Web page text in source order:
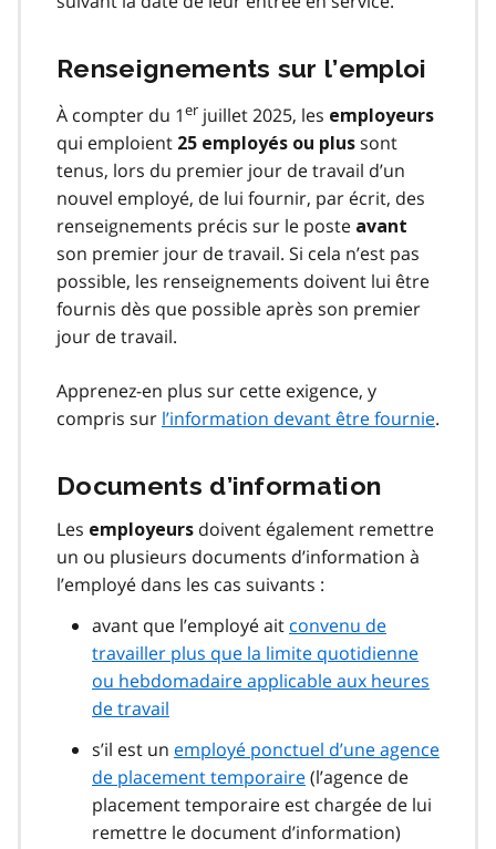
Renseignements sur l’emploi
À compter du 1er juillet 2025, les employeurs
qui emploient 25 employés ou plus sont
tenus, lors du premier jour de travail d’un
nouvel employé, de lui fournir, par écrit, des
renseignements précis sur le poste avant
son premier jour de travail. Si cela n’est pas
possible, les renseignements doivent lui être
fournis dès que possible après son premier
jour de travail.
Apprenez-en plus sur cette exigence, y
compris sur l’information devant être fournie.
Documents d’information
Les employeurs doivent également remettre
un ou plusieurs documents d’information à
l’employé dans les cas suivants :
avant que l’employé ait convenu de
travailler plus que la limite quotidienne
ou hebdomadaire applicable aux heures
de travail
s’il est un employé ponctuel d’une agence
de placement temporaire(l’agence de
placement temporaire est chargée de lui
remettre le document d’information)